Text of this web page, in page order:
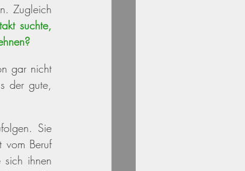
Zugleich
suchte,
gar nicht
der gute,
Sie
vom Beruf
ihnen